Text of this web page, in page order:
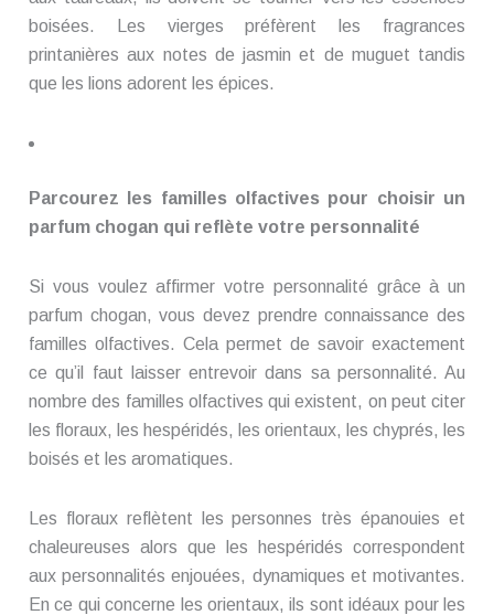
boisées. Les vierges préfèrent les fragrances
printanières aux notes de jasmin et de muguet tandis
que les lions adorent les épices.
Parcourez les familles olfactives pour choisir un
parfum chogan qui reflète votre personnalité
Si vous voulez affirmer votre personnalité grâce à un
parfum chogan, vous devez prendre connaissance des
familles olfactives. Cela permet de savoir exactement
ce qu’il faut laisser entrevoir dans sa personnalité. Au
nombre des familles olfactives qui existent, on peut citer
les floraux, les hespéridés, les orientaux, les chyprés, les
boisés et les aromatiques.
Les floraux reflètent les personnes très épanouies et
chaleureuses alors que les hespéridés correspondent
aux personnalités enjouées, dynamiques et motivantes.
En ce qui concerne les orientaux, ils sont idéaux pour les